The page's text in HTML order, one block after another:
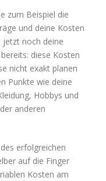
zum Beispiel die
und deine Kosten
jetzt noch deine
diese Kosten
nicht exakt planen
Punkte wie deine
Hobbys und
anderen
erfolgreichen
auf die Finger
Kosten am